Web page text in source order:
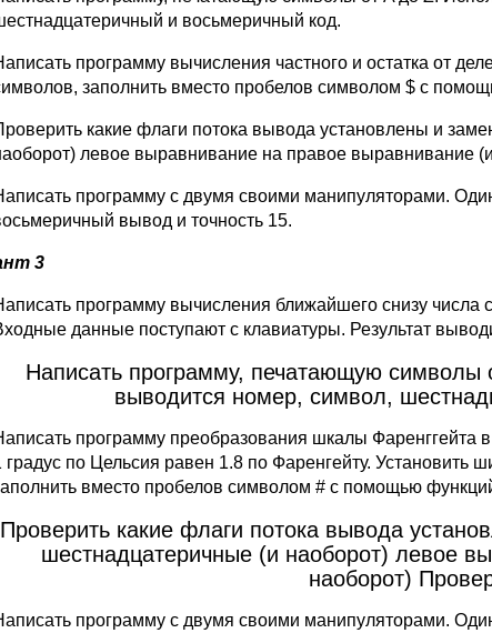
и восьмеричный код.
программу вычисления частного и остатка от
заполнить вместо пробелов символом $ с
какие флаги потока вывода установлены и
левое выравнивание на правое выравнивание
программу с двумя своими манипуляторами.
вывод и точность 15.
3
программу вычисления ближайшего снизу числа
данные поступают с клавиатуры. Результат
Написать программу, печатающую символы
выводится номер, символ,
программу преобразования шкалы Фаренггейта
градус по Цельсия равен 1.8 по Фаренгейту. Установить
вместо пробелов символом # с помощью
Проверить какие флаги потока вывода
шестнадцатеричные (и наоборот) левое
наоборот)
программу с двумя своими манипуляторами.